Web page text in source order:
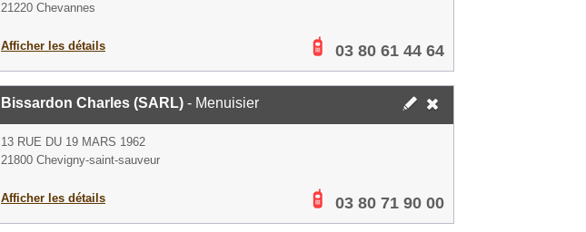
21220 Chevannes
Afficher les détails 03 80 61 44 64
Bissardon Charles (SARL) - Menuisier
13 RUE DU 19 MARS 1962
21800 Chevigny-saint-sauveur
Afficher les détails 03 80 71 90 00